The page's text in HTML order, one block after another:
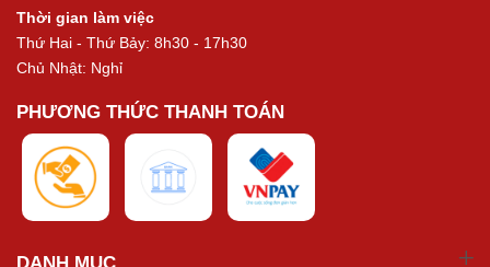
Thời gian làm việc
Thứ Hai - Thứ Bảy: 8h30 - 17h30
Chủ Nhật: Nghỉ
PHƯƠNG THỨC THANH TOÁN